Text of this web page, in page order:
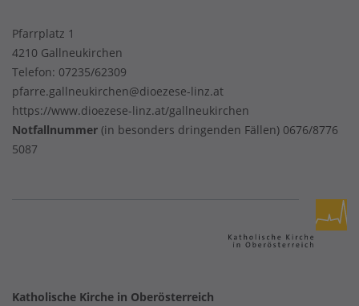
Pfarrplatz 1
4210 Gallneukirchen
Telefon: 07235/62309
pfarre.gallneukirchen@dioezese-linz.at
https://www.dioezese-linz.at/gallneukirchen
Notfallnummer (in besonders dringenden Fällen) 0676/8776
5087
Katholische Kirche in Oberösterreich